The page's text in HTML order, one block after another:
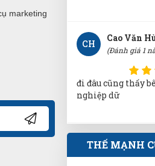
marketing
CH
Cao Văn
(Đánh giá 1
đi đâu cũng thấy
nghiệp dữ
NT
Nguyễn
(Đánh giá 1
THẾ MẠNH